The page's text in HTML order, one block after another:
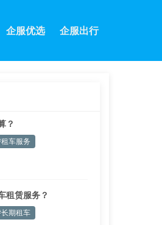
企服优选 企服出行
？
车服务
租赁服务？
期租车